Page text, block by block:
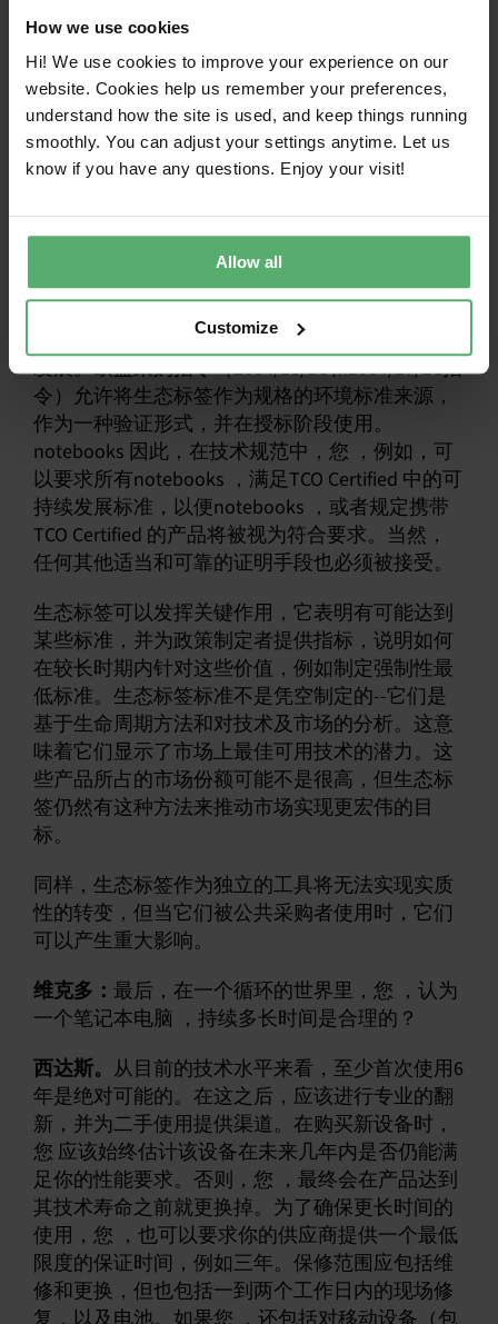
How we use cookies
Hi! We use cookies to improve your experience on our
website. Cookies help us remember your preferences,
understand how the site is used, and keep things running
smoothly. You can adjust your settings anytime. Let us
know if you have any questions. Enjoy your visit!
Allow all
Customize
才能加速变革？
Siddharth：我认为一个重要的关键是市场需求。
以他们的投资规模，公共采购者的购买力是相当
大的。我认为，他们的杠杆作用在于要求制造商
和服务提供商提供可维修、可重复使用、具有最
低质量和最低使用寿命的产品。
维克多：你对生态标签和可持续发展认证有什么
看法，它们在可持续发展方面能发挥什么作用？
起来，您 ，就能真正推动这个行业向正确的方向
发展。欧盟采购指令（2004/18/EC和2004/17/EC指
令）允许将生态标签作为规格的环境标准来源，
作为一种验证形式，并在授标阶段使用。
notebooks 因此，在技术规范中，您 ，例如，可
以要求所有notebooks ，满足TCO Certified 中的可
持续发展标准，以便notebooks ，或者规定携带
TCO Certified 的产品将被视为符合要求。当然，
任何其他适当和可靠的证明手段也必须被接受。
生态标签可以发挥关键作用，它表明有可能达到
某些标准，并为政策制定者提供指标，说明如何
在较长时期内针对这些价值，例如制定强制性最
低标准。生态标签标准不是凭空制定的--它们是
基于生命周期方法和对技术及市场的分析。这意
味着它们显示了市场上最佳可用技术的潜力。这
些产品所占的市场份额可能不是很高，但生态标
签仍然有这种方法来推动市场实现更宏伟的目
标。
同样，生态标签作为独立的工具将无法实现实质
性的转变，但当它们被公共采购者使用时，它们
可以产生重大影响。
维克多： 最后，在一个循环的世界里，您 ，认为
一个笔记本电脑 ，持续多长时间是合理的？
西达斯。 从目前的技术水平来看，至少首次使用6
年是绝对可能的。在这之后，应该进行专业的翻
新，并为二手使用提供渠道。在购买新设备时，
您 应该始终估计该设备在未来几年内是否仍能满
足你的性能要求。否则，您 ，最终会在产品达到
其技术寿命之前就更换掉。为了确保更长时间的
使用，您 ，也可以要求你的供应商提供一个最低
限度的保证时间，例如三年。保修范围应包括维
修和更换，但也包括一到两个工作日内的现场修